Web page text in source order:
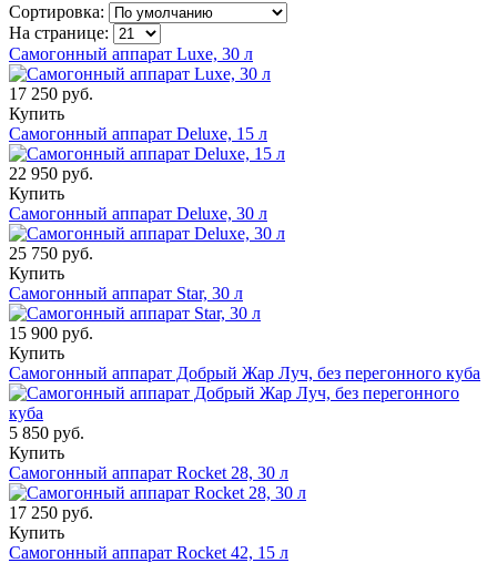
Сортировка:
На странице:
Самогонный аппарат Luxe, 30 л
17 250 руб.
Купить
Самогонный аппарат Deluxe, 15 л
22 950 руб.
Купить
Самогонный аппарат Deluxe, 30 л
25 750 руб.
Купить
Самогонный аппарат Star, 30 л
15 900 руб.
Купить
Самогонный аппарат Добрый Жар Луч, без перегонного куба
5 850 руб.
Купить
Самогонный аппарат Rocket 28, 30 л
17 250 руб.
Купить
Самогонный аппарат Rocket 42, 15 л